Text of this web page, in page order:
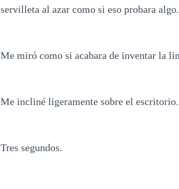
servilleta al azar como si eso probara algo.
Me miró como si acabara de inventar la
Me incliné ligeramente sobre el escritorio.
Tres segundos.